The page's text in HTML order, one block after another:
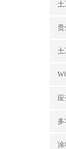
土
贵
土
涂